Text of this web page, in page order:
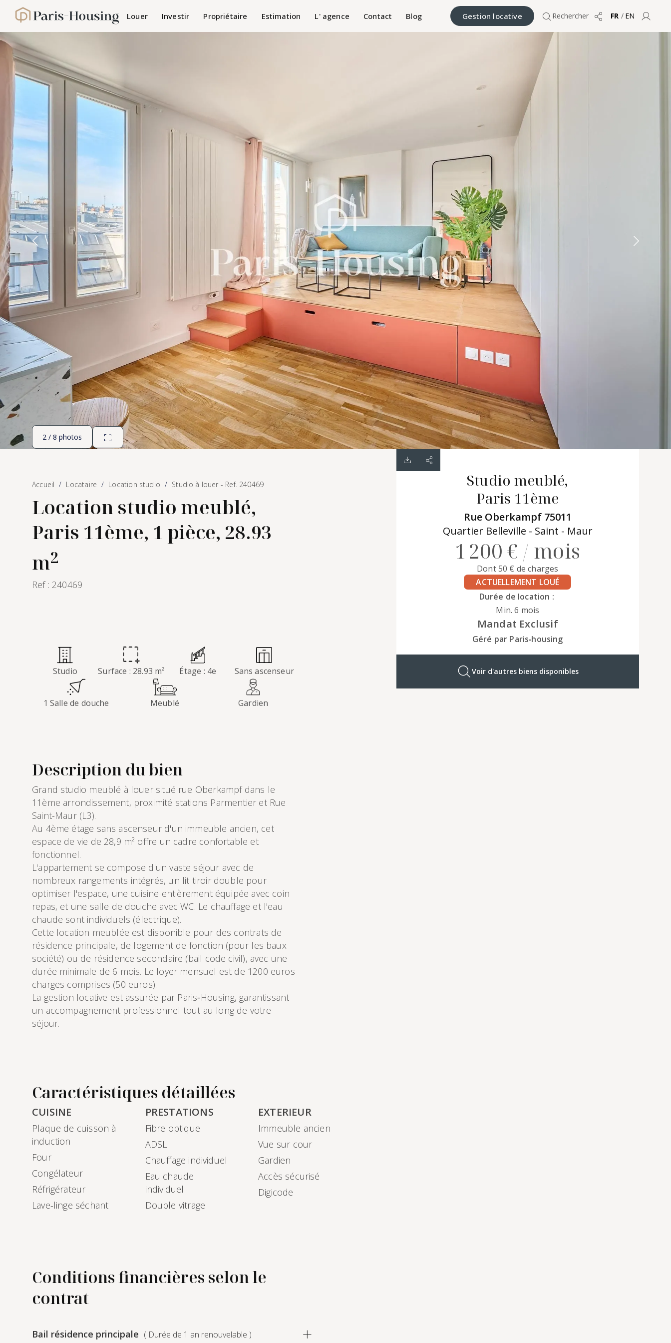
Paris-Housing - Accueil Louer Investir Propriétaire Estimation L' agence Contact Blog Gestion locative Rechercher Partager
FR / EN
2 / 8 photos
Accueil Locataire Location studio Studio à louer - Ref. 240469
Location studio meublé,
Paris 11ème, 1 pièce, 28.93
m2
Ref : 240469
Studio meublé,
Paris 11ème
Rue Oberkampf 75011
Quartier Belleville - Saint - Maur
1 200 € / mois
Dont 50 € de charges
ACTUELLEMENT LOUÉ
Durée de location :
Min. 6 mois
Mandat Exclusif
Géré par Paris‑housing
Voir d'autres biens disponibles
Description du bien
Grand studio meublé à louer situé rue Oberkampf dans le
11ème arrondissement, proximité stations Parmentier et Rue
Saint-Maur (L3).
Au 4ème étage sans ascenseur d'un immeuble ancien, cet
espace de vie de 28,9 m² offre un cadre confortable et
fonctionnel.
L'appartement se compose d'un vaste séjour avec de
nombreux rangements intégrés, un lit tiroir double pour
optimiser l'espace, une cuisine entièrement équipée avec coin
repas, et une salle de douche avec WC. Le chauffage et l'eau
chaude sont individuels (électrique).
Cette location meublée est disponible pour des contrats de
résidence principale, de logement de fonction (pour les baux
société) ou de résidence secondaire (bail code civil), avec une
durée minimale de 6 mois. Le loyer mensuel est de 1200 euros
charges comprises (50 euros).
La gestion locative est assurée par Paris‑Housing, garantissant
un accompagnement professionnel tout au long de votre
séjour.
Studio Surface : 28.93 m² Étage : 4e Sans ascenseur
1 Salle de douche Meublé Gardien
Caractéristiques détaillées
CUISINE
Plaque de cuisson à
induction
Four
Congélateur
Réfrigérateur
Lave-linge séchant
PRESTATIONS
Fibre optique
ADSL
Chauffage individuel
Eau chaude
individuel
Double vitrage
EXTERIEUR
Immeuble ancien
Vue sur cour
Gardien
Accès sécurisé
Digicode
Conditions financières selon le
contrat
Bail résidence principale ( Durée de 1 an renouvelable )
Panneau de gestion des cookies